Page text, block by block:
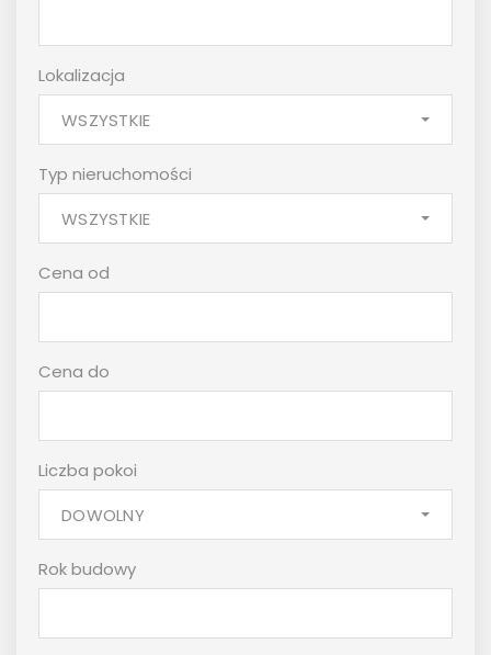
Lokalizacja
WSZYSTKIE
Typ nieruchomości
WSZYSTKIE
Cena od
Cena do
Liczba pokoi
DOWOLNY
Rok budowy